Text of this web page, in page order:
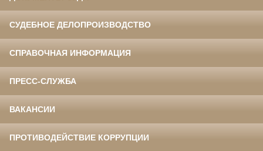
СУДЕБНОЕ ДЕЛОПРОИЗВОДСТВО
СПРАВОЧНАЯ ИНФОРМАЦИЯ
ПРЕСС-СЛУЖБА
ВАКАНСИИ
ПРОТИВОДЕЙСТВИЕ КОРРУПЦИИ